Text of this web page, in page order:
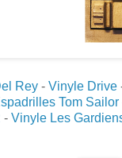
Rey- Vinyle Drive
Tom Sailor
- Vinyle Les